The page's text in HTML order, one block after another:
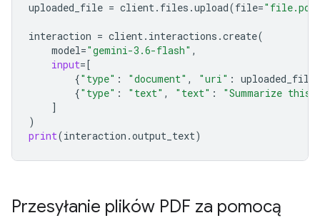
uploaded_file = client. files .upload(file=
interaction = client. interactions .create(
model="gemini-3.6-flash" ,
input=[
{"type" : "document" , "uri" : uploaded_file
{"type" : "text" , "text" :
"Summarize this
]
)
print(interaction .output_text)
Przesyłanie plików PDF za pomocą